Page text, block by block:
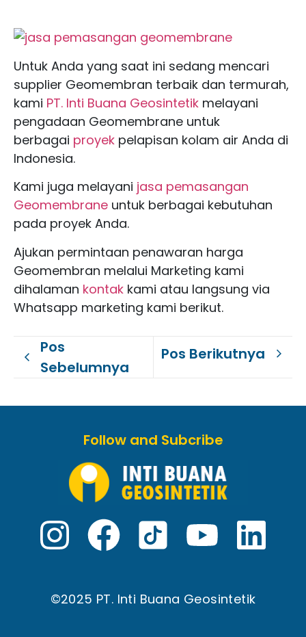
Untuk Anda yang saat ini sedang mencari
supplier Geomembran terbaik dan termurah,
kami PT. Inti Buana Geosintetik melayani
pengadaan Geomembrane untuk
berbagai proyek pelapisan kolam air Anda di
Indonesia.
Kami juga melayani jasa pemasangan
Geomembrane untuk berbagai kebutuhan
pada proyek Anda.
Ajukan permintaan penawaran harga
Geomembran melalui Marketing kami
dihalaman kontak kami atau langsung via
Whatsapp marketing kami berikut.
Pos
Sebelumnya
Pos Berikutnya
Follow and Subcribe
©2025 PT. Inti Buana Geosintetik